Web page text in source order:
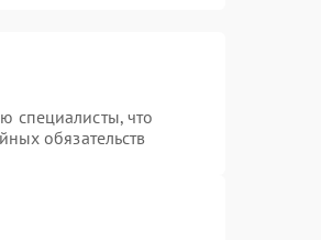
специалисты, что
обязательств